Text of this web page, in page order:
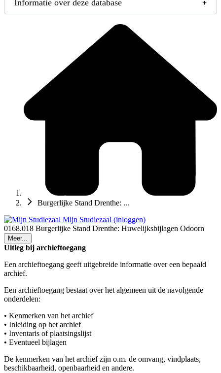
Informatie over deze database
Burgerlijke Stand Drenthe: ...
Mijn Studiezaal (inloggen)
0168.018 Burgerlijke Stand Drenthe: Huwelijksbijlagen Odoorn
Meer...
Uitleg bij archieftoegang
Een archieftoegang geeft uitgebreide informatie over een bepaald
archief.
Een archieftoegang bestaat over het algemeen uit de navolgende
onderdelen:
• Kenmerken van het archief
• Inleiding op het archief
• Inventaris of plaatsingslijst
• Eventueel bijlagen
De kenmerken van het archief zijn o.m. de omvang, vindplaats,
beschikbaarheid, openbaarheid en andere.